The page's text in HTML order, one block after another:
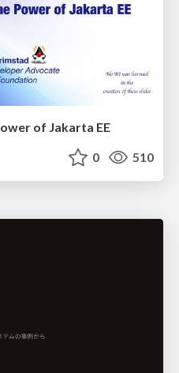
of Jakarta EE
0 510